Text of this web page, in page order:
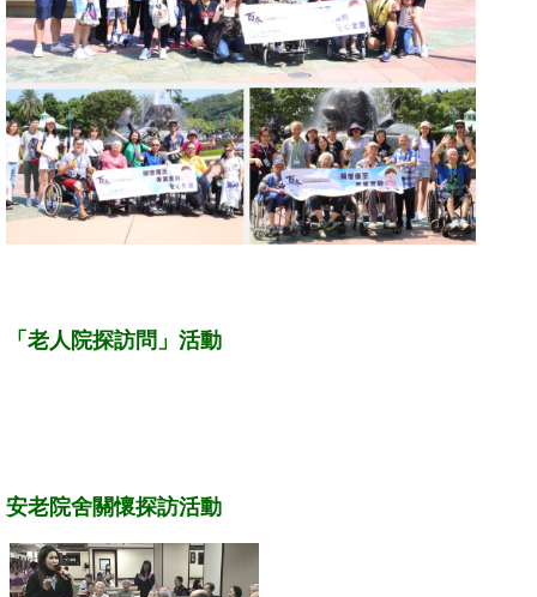
「老人院探訪問」活動
安老院舍關懷探訪活動